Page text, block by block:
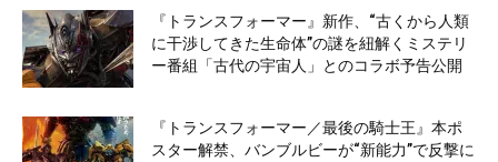
『トランスフォーマー』新作、“古くから人類
に干渉してきた生命体”の謎を紐解くミステリ
ー番組「古代の宇宙人」とのコラボ予告公開
『トランスフォーマー／最後の騎士王』本ポ
スター解禁、バンブルビーが“新能力”で反撃に